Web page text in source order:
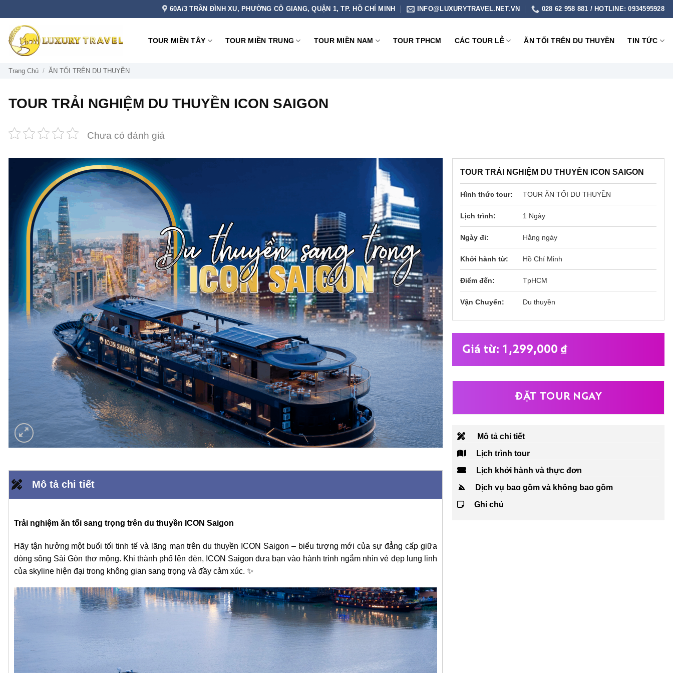
qua
dung
60A/3 TRẦN ĐÌNH XU, PHƯỜNG CÔ GIANG, QUẬN 1, TP. HỒ CHÍ MINH INFO@LUXURYTRAVEL.NET.VN 028 62 958 881 / HOTLINE: 0934595928
TOUR MIỀN TÂY TOUR MIỀN TRUNG TOUR MIỀN NAM TOUR TPHCM CÁC TOUR LỄ ĂN TỐI TRÊN DU THUYỀN TIN TỨC
Trang Chủ / ĂN TỐI TRÊN DU THUYỀN
TOUR TRẢI NGHIỆM DU THUYỀN ICON SAIGON
Chưa có đánh giá
Mô tả chi tiết
Trải nghiệm ăn tối sang trọng trên du thuyền ICON Saigon
Hãy tận hưởng một buổi tối tinh tế và lãng mạn trên du thuyền ICON Saigon – biểu tượng mới của sự đẳng cấp giữa
dòng sông Sài Gòn thơ mộng. Khi thành phố lên đèn, ICON Saigon đưa bạn vào hành trình ngắm nhìn vẻ đẹp lung linh
của skyline hiện đại trong không gian sang trọng và đầy cảm xúc. ✨
TOUR TRẢI NGHIỆM DU THUYỀN ICON SAIGON
Hình thức tour: TOUR ĂN TỐI DU THUYỀN
Lịch trình: 1 Ngày
Ngày đi: Hằng ngày
Khởi hành từ: Hồ Chí Minh
Điểm đến: TpHCM
Vận Chuyển: Du thuyền
1,299,000 ₫
ĐẶT TOUR NGAY
Mô tả chi tiết
Lịch trình tour
Lịch khởi hành và thực đơn
Dịch vụ bao gồm và không bao gồm
Ghi chú